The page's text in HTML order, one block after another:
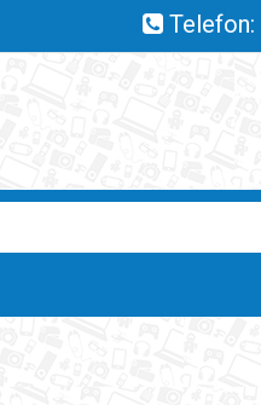
Telefon: